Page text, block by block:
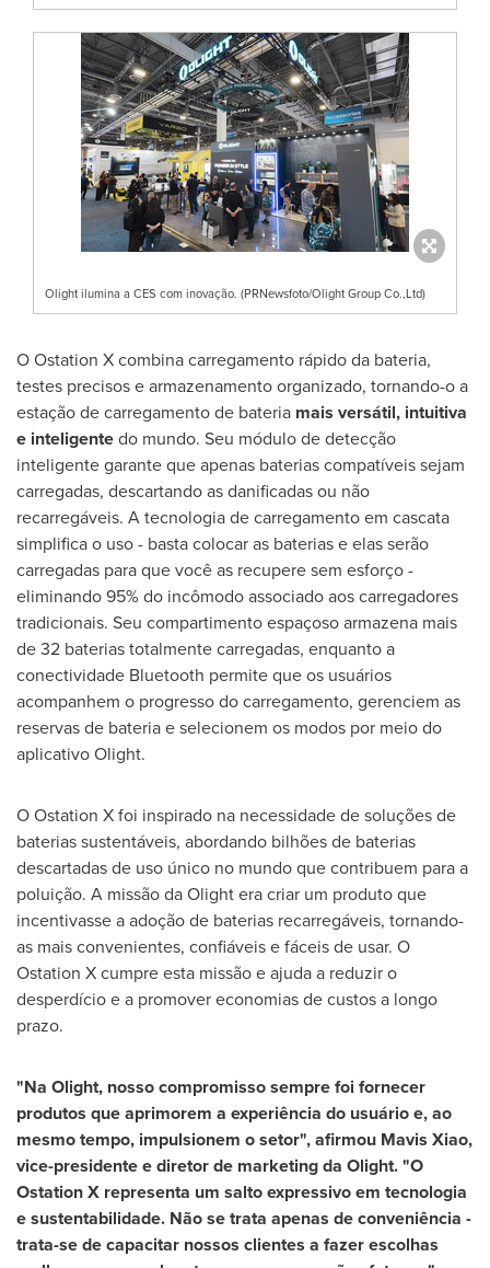
Olight ilumina a CES com inovação. (PRNewsfoto/Olight Group Co.,Ltd)
O Ostation X combina carregamento rápido da bateria,
testes precisos e armazenamento organizado, tornando-o a
estação de carregamento de bateria mais versátil, intuitiva
e inteligentedo mundo. Seu módulo de detecção
inteligente garante que apenas baterias compatíveis sejam
carregadas, descartando as danificadas ou não
recarregáveis. A tecnologia de carregamento em cascata
simplifica o uso - basta colocar as baterias e elas serão
carregadas para que você as recupere sem esforço -
eliminando 95% do incômodo associado aos carregadores
tradicionais. Seu compartimento espaçoso armazena mais
de 32 baterias totalmente carregadas, enquanto a
conectividade Bluetooth permite que os usuários
acompanhem o progresso do carregamento, gerenciem as
reservas de bateria e selecionem os modos por meio do
aplicativo Olight.
O Ostation X foi inspirado na necessidade de soluções de
baterias sustentáveis, abordando bilhões de baterias
descartadas de uso único no mundo que contribuem para a
poluição. A missão da Olight era criar um produto que
incentivasse a adoção de baterias recarregáveis, tornando-
as mais convenientes, confiáveis e fáceis de usar. O
Ostation X cumpre esta missão e ajuda a reduzir o
desperdício e a promover economias de custos a longo
prazo.
"Na Olight, nosso compromisso sempre foi fornecer
produtos que aprimorem a experiência do usuário e, ao
mesmo tempo, impulsionem o setor", afirmou Mavis Xiao,
vice-presidente e diretor de marketing da Olight. "O
Ostation X representa um salto expressivo em tecnologia
e sustentabilidade. Não se trata apenas de conveniência -
trata-se de capacitar nossos clientes a fazer escolhas